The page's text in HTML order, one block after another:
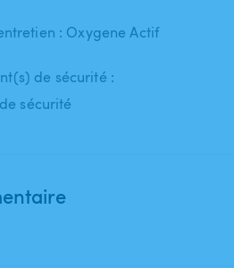
: Oxygene Actif
de sécurité :
sécurité